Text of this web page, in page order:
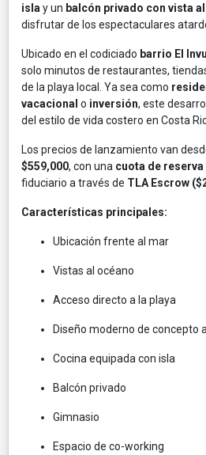
isla y un balcón privado con vista
disfrutar de los espectaculares
Ubicado en el codiciado barrio El Invu
solo minutos de restaurantes,
de la playa local. Ya sea como
vacacional o inversión, este
del estilo de vida costero en Costa
Los precios de lanzamiento van
$559,000, con una cuota de reserva
fiduciario a través de TLA Escrow
Características principales:
Ubicación frente al mar
Vistas al océano
Acceso directo a la playa
Diseño moderno de concepto
Cocina equipada con isla
Balcón privado
Gimnasio
Espacio de co-working